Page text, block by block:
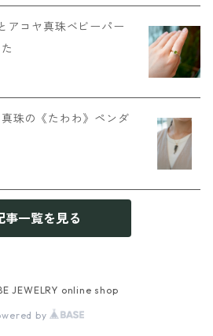
アコヤ真珠ベビーパー
珠の《たわわ》ペンダ
事一覧を見る
JEWELRY online shop
by